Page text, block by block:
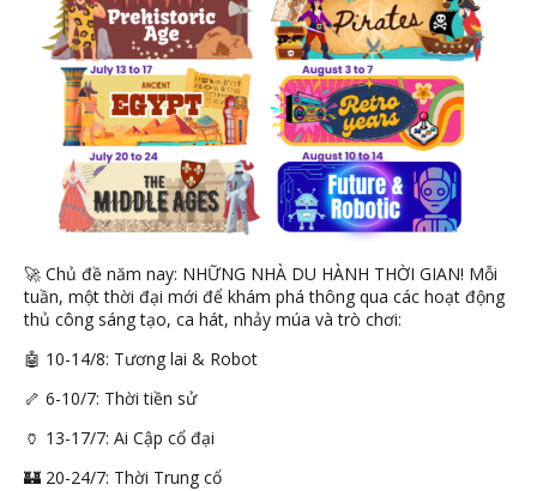
🚀 Chủ đề năm nay: NHỮNG NHÀ DU HÀNH THỜI GIAN! Mỗi
tuần, một thời đại mới để khám phá thông qua các hoạt động
thủ công sáng tạo, ca hát, nhảy múa và trò chơi:
🤖 10-14/8: Tương lai & Robot
🦴 6-10/7: Thời tiền sử
🏺 13-17/7: Ai Cập cổ đại
🏰 20-24/7: Thời Trung cổ